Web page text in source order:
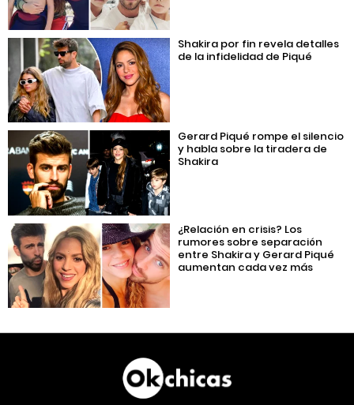
Shakira por fin revela detalles
de la infidelidad de Piqué
Gerard Piqué rompe el silencio
y habla sobre la tiradera de
Shakira
¿Relación en crisis? Los
rumores sobre separación
entre Shakira y Gerard Piqué
aumentan cada vez más